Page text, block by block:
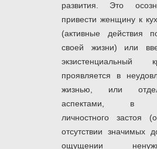
развития. Это
привести женщину к
(активные действия
своей жизни) или
проявляется в
жизнью, или
аспектами, в
личностного застоя
отсутствии значимых
ощущении